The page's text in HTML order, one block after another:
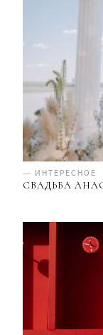
— ИНТЕРЕСНОЕ
СВАДЬБА